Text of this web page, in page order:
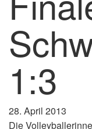
1:3
28. April 2013
Die